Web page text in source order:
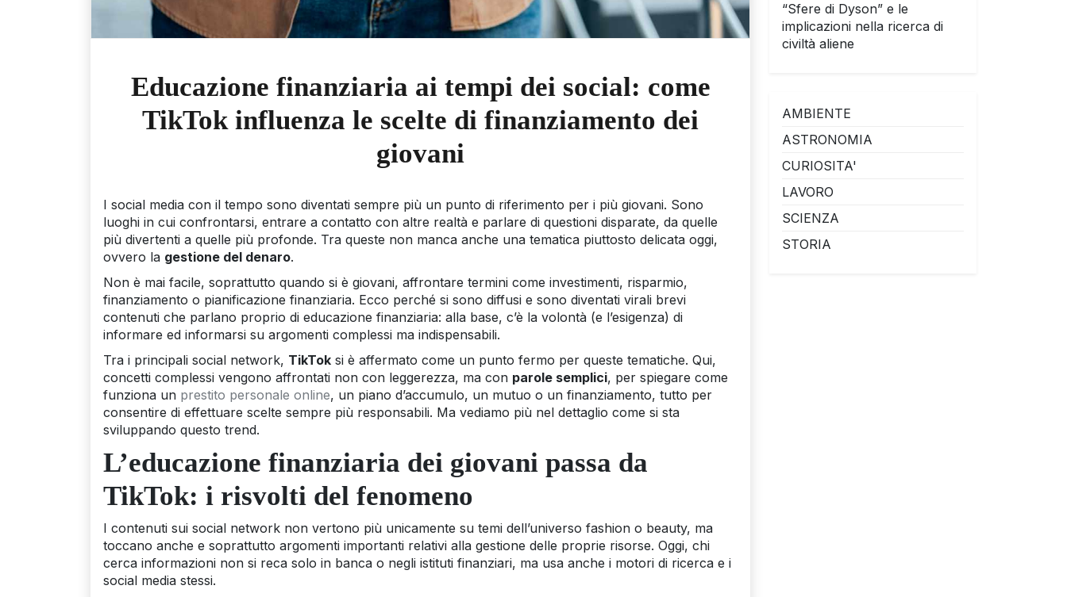
Educazione finanziaria ai tempi dei social: come
TikTok influenza le scelte di finanziamento dei
giovani
I social media con il tempo sono diventati sempre più un punto di riferimento per i più giovani. Sono
luoghi in cui confrontarsi, entrare a contatto con altre realtà e parlare di questioni disparate, da quelle
più divertenti a quelle più profonde. Tra queste non manca anche una tematica piuttosto delicata oggi,
ovvero la gestione del denaro.
Non è mai facile, soprattutto quando si è giovani, affrontare termini come investimenti, risparmio,
finanziamento o pianificazione finanziaria. Ecco perché si sono diffusi e sono diventati virali brevi
contenuti che parlano proprio di educazione finanziaria: alla base, c’è la volontà (e l’esigenza) di
informare ed informarsi su argomenti complessi ma indispensabili.
Tra i principali social network, TikTok si è affermato come un punto fermo per queste tematiche. Qui,
concetti complessi vengono affrontati non con leggerezza, ma con parole semplici, per spiegare come
funziona un prestito personale online, un piano d’accumulo, un mutuo o un finanziamento, tutto per
consentire di effettuare scelte sempre più responsabili. Ma vediamo più nel dettaglio come si sta
sviluppando questo trend.
L’educazione finanziaria dei giovani passa da
TikTok: i risvolti del fenomeno
I contenuti sui social network non vertono più unicamente su temi dell’universo fashion o beauty, ma
toccano anche e soprattutto argomenti importanti relativi alla gestione delle proprie risorse. Oggi, chi
cerca informazioni non si reca solo in banca o negli istituti finanziari, ma usa anche i motori di ricerca e i
social media stessi.
“Sfere di Dyson” e le
implicazioni nella ricerca di
civiltà aliene
AMBIENTE
ASTRONOMIA
CURIOSITA'
LAVORO
SCIENZA
STORIA